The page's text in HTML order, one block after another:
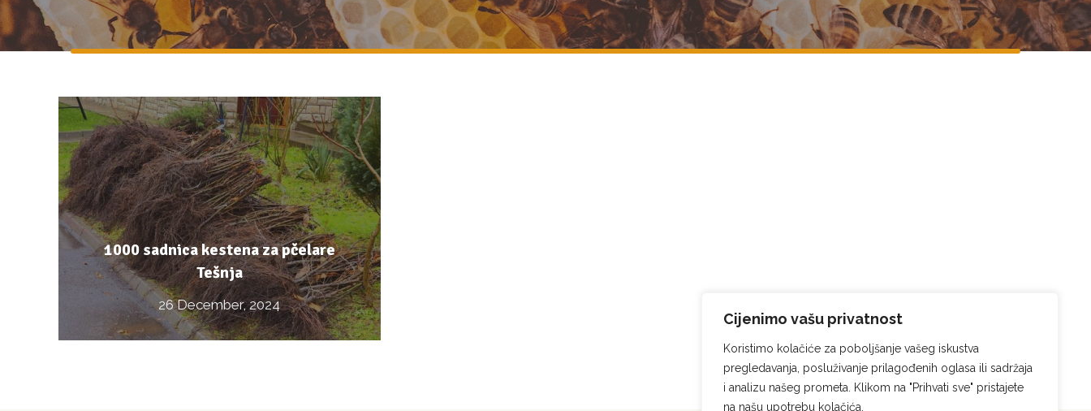
Cijenimo vašu privatnost
Koristimo kolačiće za poboljšanje vašeg iskustva
pregledavanja, posluživanje prilagođenih oglasa ili sadržaja
i analizu našeg prometa. Klikom na "Prihvati sve" pristajete
na našu upotrebu kolačića.
1000 sadnica kestena za pčelare
Tešnja
26 December, 2024